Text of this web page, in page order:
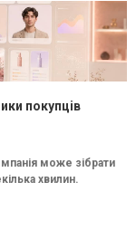
покупців
може зібрати
хвилин.